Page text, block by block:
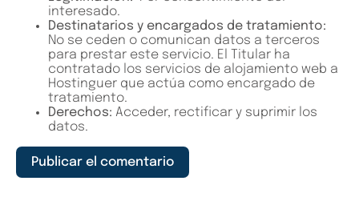
interesado.
Destinatarios y encargados de tratamiento:
No se ceden o comunican datos a terceros
para prestar este servicio. El Titular ha
contratado los servicios de alojamiento web a
Hostinguer que actúa como encargado de
tratamiento.
Derechos: Acceder, rectificar y suprimir los
datos.